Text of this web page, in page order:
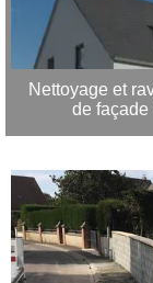
Nettoyage et
de façade